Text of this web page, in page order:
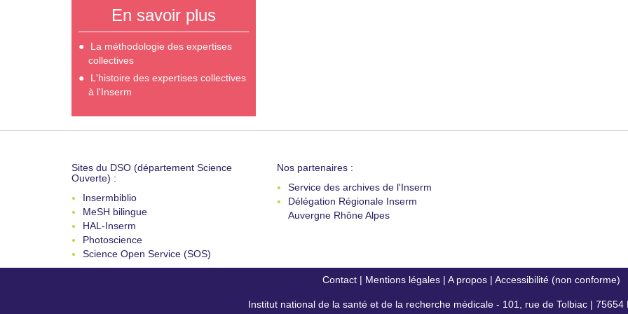
En savoir plus
La méthodologie des expertises
collectives
L'histoire des expertises collectives
à l'Inserm
Sites du DSO (département Science
Ouverte) :
Insermbiblio
MeSH bilingue
HAL-Inserm
Photoscience
Science Open Service (SOS)
Nos partenaires :
Service des archives de l'Inserm
Délégation Régionale Inserm
Auvergne Rhône Alpes
Contact| Mentions légales| A propos| Accessibilité (non conforme)
Institut national de la santé et de la recherche médicale - 101, rue de Tolbiac | 75654